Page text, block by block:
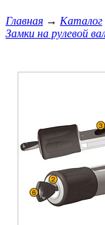
Главная → Каталог
Замки на рулевой